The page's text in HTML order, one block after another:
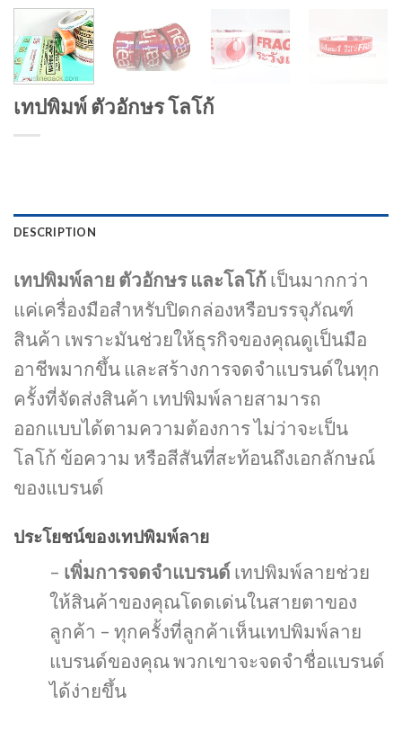
เทปพิมพ์ ตัวอักษร โลโก้
DESCRIPTION
เทปพิมพ์ลาย ตัวอักษร และโลโก้ เป็นมากกว่า
แค่เครื่องมือสำหรับปิดกล่องหรือบรรจุภัณฑ์
สินค้า เพราะมันช่วยให้ธุรกิจของคุณดูเป็นมือ
อาชีพมากขึ้น และสร้างการจดจำแบรนด์ในทุก
ครั้งที่จัดส่งสินค้า เทปพิมพ์ลายสามารถ
ออกแบบได้ตามความต้องการ ไม่ว่าจะเป็น
โลโก้ ข้อความ หรือสีสันที่สะท้อนถึงเอกลักษณ์
ของแบรนด์
ประโยชน์ของเทปพิมพ์ลาย
– เพิ่มการจดจำแบรนด์ เทปพิมพ์ลายช่วย
ให้สินค้าของคุณโดดเด่นในสายตาของ
ลูกค้า – ทุกครั้งที่ลูกค้าเห็นเทปพิมพ์ลาย
แบรนด์ของคุณ พวกเขาจะจดจำชื่อแบรนด์
ได้ง่ายขึ้น